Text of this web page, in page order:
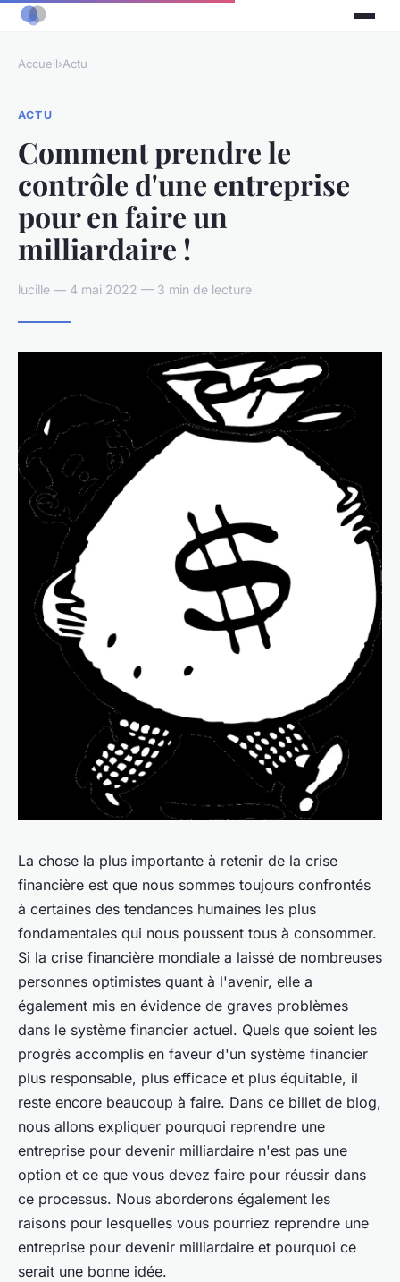
Accueil›Actu
ACTU
Comment prendre le
contrôle d'une entreprise
pour en faire un
milliardaire !
lucille — 4 mai 2022 — 3 min de lecture
La chose la plus importante à retenir de la crise
financière est que nous sommes toujours confrontés
à certaines des tendances humaines les plus
fondamentales qui nous poussent tous à consommer.
Si la crise financière mondiale a laissé de nombreuses
personnes optimistes quant à l'avenir, elle a
également mis en évidence de graves problèmes
dans le système financier actuel. Quels que soient les
progrès accomplis en faveur d'un système financier
plus responsable, plus efficace et plus équitable, il
reste encore beaucoup à faire. Dans ce billet de blog,
nous allons expliquer pourquoi reprendre une
entreprise pour devenir milliardaire n'est pas une
option et ce que vous devez faire pour réussir dans
ce processus. Nous aborderons également les
raisons pour lesquelles vous pourriez reprendre une
entreprise pour devenir milliardaire et pourquoi ce
serait une bonne idée.